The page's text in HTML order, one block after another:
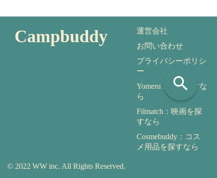
search
Campbuddy
運営会社
お問い合わせ
プライバシーポリシ
ー
Yomeru：本を探すな
ら
Filmatch：映画を探
すなら
Cosmebuddy：コス
メ用品を探すなら
© 2022 WW inc. All Rights Reserved.